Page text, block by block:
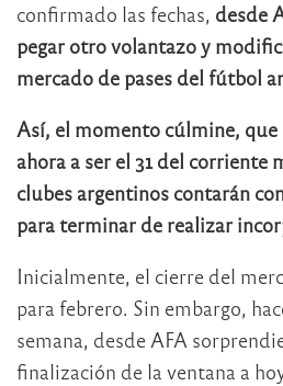
confirmado las fechas, desde
pegar otro volantazo y
mercado de pases del fútbol
Así, el momento cúlmine, que
ahora a ser el 31 del corriente
clubes argentinos contarán
para terminar de realizar
Inicialmente, el cierre del
para febrero. Sin embargo,
semana, desde AFA
finalización de la ventana a